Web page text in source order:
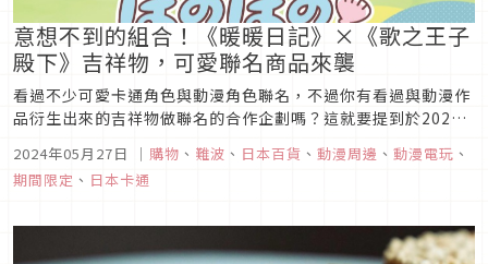
意想不到的組合！《暖暖日記》×《歌之王子
殿下》吉祥物，可愛聯名商品來襲
看過不少可愛卡通角色與動漫角色聯名，不過你有看過與動漫作
品衍生出來的吉祥物做聯名的合作企劃嗎？這就要提到於2024
UTA☆PRI MASCOT CHARACTERS.」快閃店，由可愛又溫馨
的人氣動畫《暖暖日記》，和《歌之王子殿下》作品當中的三...
2024年05月27日 ｜ 購物 、 難波 、 日本百貨 、 動漫周邊 、 動漫電玩 、
期間限定 、 日本卡通